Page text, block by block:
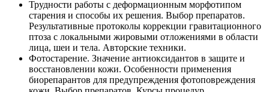
Трудности работы с деформационным морфотипом
старения и способы их решения. Выбор препаратов.
Результативные протоколы коррекции гравитационного
птоза с локальными жировыми отложениями в области
лица, шеи и тела. Авторские техники.
Фотостарение. Значение антиоксидантов в защите и
восстановлении кожи. Особенности применения
биорепарантов для предупреждения фотоповреждения